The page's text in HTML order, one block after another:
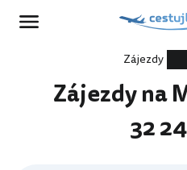
Zájezdy
Zájezdy na
32